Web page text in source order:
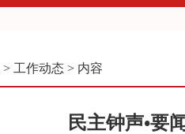
> 工作动态 > 内容
民主钟声•要